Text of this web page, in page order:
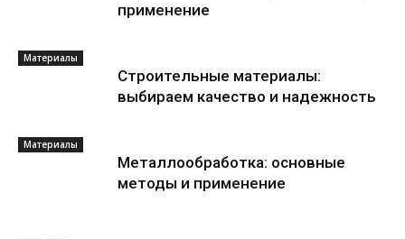
применение
Материалы
Строительные материалы:
выбираем качество и надежность
Материалы
Металлообработка: основные
методы и применение